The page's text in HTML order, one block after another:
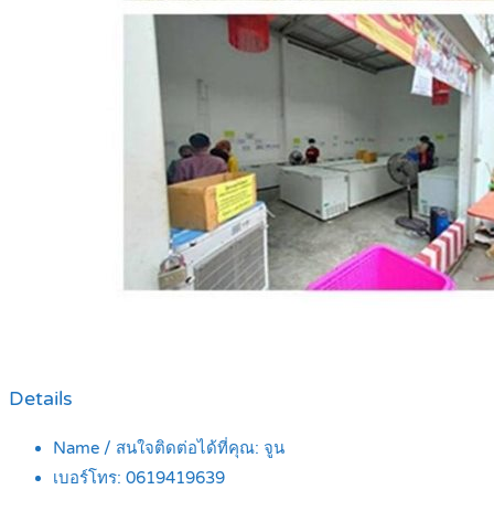
Details
Name / สนใจติดต่อได้ที่คุณ: จูน
เบอร์โทร: 0619419639